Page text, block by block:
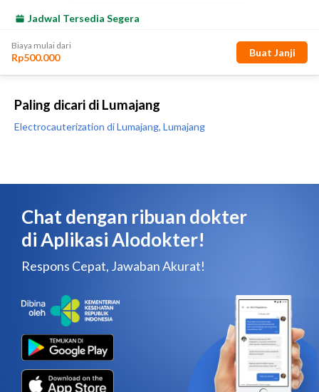
Paling dicari di Lumajang
Electrocauterization di Lumajang, Lumajang